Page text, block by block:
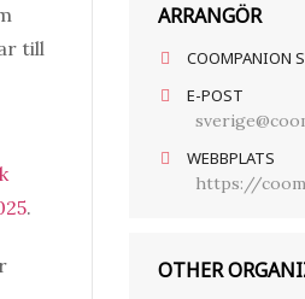
till
.
ARRANGÖR
COOMPANION
E-POST
WEBBPLATS
https://
OTHER